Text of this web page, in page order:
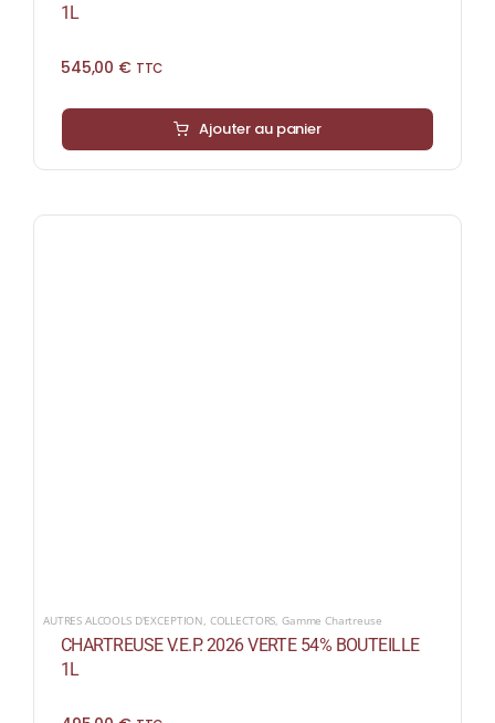
1L
545,00 € TTC
Ajouter au panier
AUTRES ALCOOLS D'EXCEPTION, COLLECTORS, Gamme Chartreuse
CHARTREUSE V.E.P. 2026 VERTE 54% BOUTEILLE
1L